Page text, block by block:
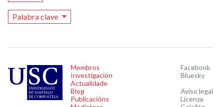
Palabra clave
Membros
Investigación
Actualidade
Blog
Publicacións
Facebook
Bluesky
Aviso legal
Licenza